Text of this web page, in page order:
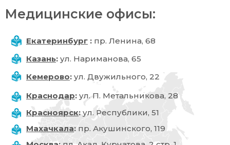
Екатеринбург : пр. Ленина, 68
Кемерово: ул. Двужильного, 22
Казань: ул. Нариманова, 65
Краснодар: ул. П. Метальникова, 28
Красноярск: ул. Республики, 51
Махачкала: пр. Акушинского, 119
Медицинские офисы: